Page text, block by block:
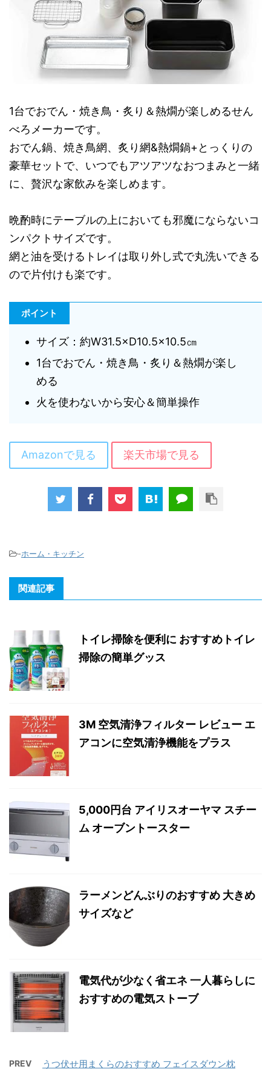
1台でおでん・焼き鳥・炙り＆熱燗が楽しめるせん
べろメーカーです。
おでん鍋、焼き鳥網、炙り網&熱燗鍋+とっくりの
豪華セットで、いつでもアツアツなおつまみと一緒
に、贅沢な家飲みを楽しめます。
晩酌時にテーブルの上においても邪魔にならないコ
ンパクトサイズです。
網と油を受けるトレイは取り外し式で丸洗いできる
ので片付けも楽です。
ポイント
サイズ：約W31.5×D10.5×10.5㎝
1台でおでん・焼き鳥・炙り＆熱燗が楽し
める
火を使わないから安心＆簡単操作
Amazonで見る 楽天市場で見る
-ホーム・キッチン
関連記事
トイレ掃除を便利に おすすめトイレ
掃除の簡単グッス
3M 空気清浄フィルター レビュー エ
アコンに空気清浄機能をプラス
5,000円台 アイリスオーヤマ スチー
ム オーブントースター
ラーメンどんぶりのおすすめ 大きめ
サイズなど
電気代が少なく省エネ 一人暮らしに
おすすめの電気ストーブ
PREV うつ伏せ用まくらのおすすめ フェイスダウン枕